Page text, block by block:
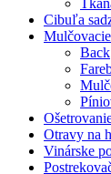
Cibuľa
Back
Otravy na
Vinárske